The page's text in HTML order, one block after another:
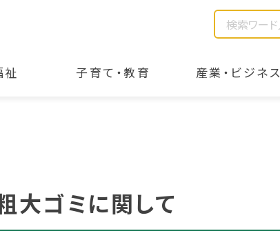
祉 子育て・教育 産業・ビジネス
大ゴミに関して